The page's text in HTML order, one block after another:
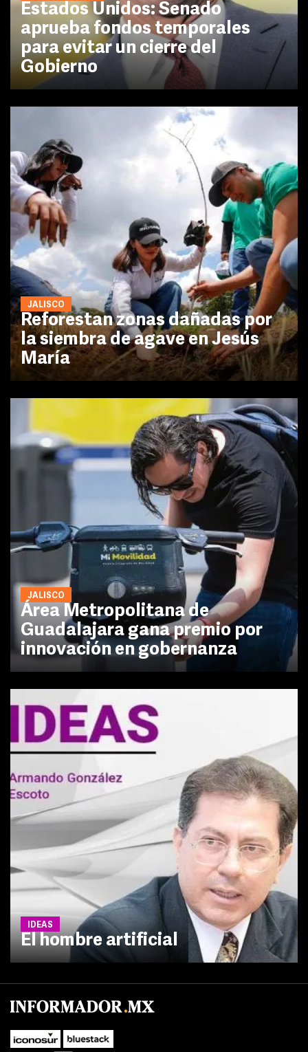
Estados Unidos: Senado
aprueba fondos temporales
para evitar un cierre del
Gobierno
JALISCO
Reforestan zonas dañadas por
la siembra de agave en Jesús
María
JALISCO
Área Metropolitana de
Guadalajara gana premio por
innovación en gobernanza
IDEAS
El hombre artificial